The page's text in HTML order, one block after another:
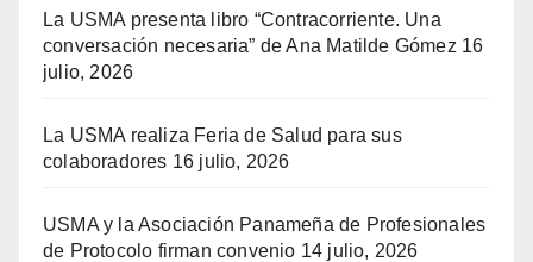
La USMA presenta libro “Contracorriente. Una
conversación necesaria” de Ana Matilde Gómez 16
julio, 2026
La USMA realiza Feria de Salud para sus
colaboradores 16 julio, 2026
USMA y la Asociación Panameña de Profesionales
de Protocolo firman convenio 14 julio, 2026